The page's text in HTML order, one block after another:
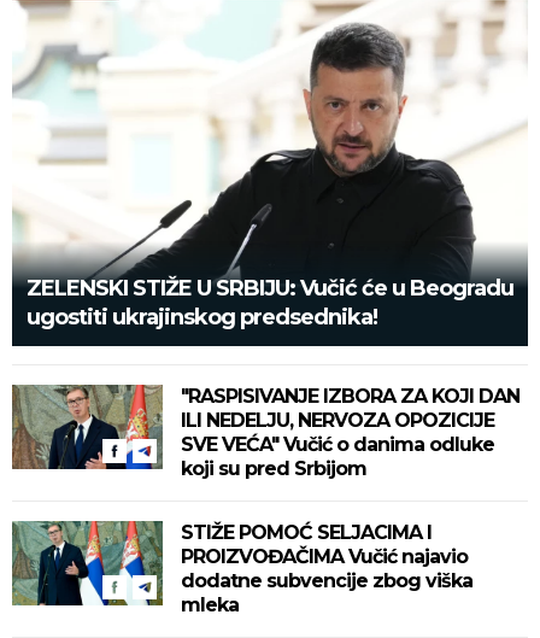
ZELENSKI STIŽE U SRBIJU: Vučić će u Beogradu
ugostiti ukrajinskog predsednika!
"RASPISIVANJE IZBORA ZA KOJI DAN
ILI NEDELJU, NERVOZA OPOZICIJE
SVE VEĆA" Vučić o danima odluke
koji su pred Srbijom
STIŽE POMOĆ SELJACIMA I
PROIZVOĐAČIMA Vučić najavio
dodatne subvencije zbog viška
mleka